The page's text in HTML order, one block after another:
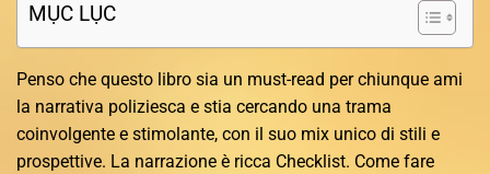
MỤC LỤC
Penso che questo libro sia un must-read per chiunque ami
la narrativa poliziesca e stia cercando una trama
coinvolgente e stimolante, con il suo mix unico di stili e
prospettive. La narrazione è ricca Checklist. Come fare